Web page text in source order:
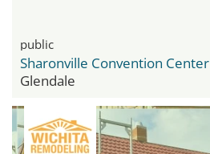
public
Sharonville Convention Center
Glendale